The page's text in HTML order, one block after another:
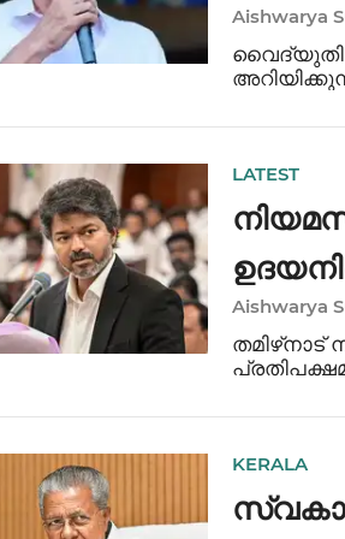
സണ്ണി
Aishwarya
LATEST
Aishwarya
തമിഴ്‌നാട്
എം.കെ.
KERALA